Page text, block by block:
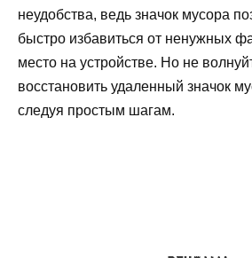
неудобства, ведь значок мусора
быстро избавиться от ненужных
место на устройстве. Но не
восстановить удаленный значок
следуя простым шагам.